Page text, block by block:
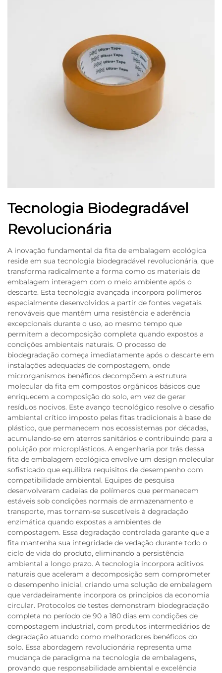
Tecnologia Biodegradável
Revolucionária
A inovação fundamental da fita de embalagem ecológica
reside em sua tecnologia biodegradável revolucionária, que
transforma radicalmente a forma como os materiais de
embalagem interagem com o meio ambiente após o
descarte. Esta tecnologia avançada incorpora polímeros
especialmente desenvolvidos a partir de fontes vegetais
renováveis que mantêm uma resistência e aderência
excepcionais durante o uso, ao mesmo tempo que
permitem a decomposição completa quando expostos a
condições ambientais naturais. O processo de
biodegradação começa imediatamente após o descarte em
instalações adequadas de compostagem, onde
microrganismos benéficos decompõem a estrutura
molecular da fita em compostos orgânicos básicos que
enriquecem a composição do solo, em vez de gerar
resíduos nocivos. Este avanço tecnológico resolve o desafio
ambiental crítico imposto pelas fitas tradicionais à base de
plástico, que permanecem nos ecossistemas por décadas,
acumulando-se em aterros sanitários e contribuindo para a
poluição por microplásticos. A engenharia por trás dessa
fita de embalagem ecológica envolve um design molecular
sofisticado que equilibra requisitos de desempenho com
compatibilidade ambiental. Equipes de pesquisa
desenvolveram cadeias de polímeros que permanecem
estáveis sob condições normais de armazenamento e
transporte, mas tornam-se suscetíveis à degradação
enzimática quando expostas a ambientes de
compostagem. Essa degradação controlada garante que a
fita mantenha sua integridade de vedação durante todo o
ciclo de vida do produto, eliminando a persistência
ambiental a longo prazo. A tecnologia incorpora aditivos
naturais que aceleram a decomposição sem comprometer
o desempenho inicial, criando uma solução de embalagem
que verdadeiramente incorpora os princípios da economia
circular. Protocolos de testes demonstram biodegradação
completa no período de 90 a 180 dias em condições de
compostagem industrial, com produtos intermediários de
degradação atuando como melhoradores benéficos do
solo. Essa abordagem revolucionária representa uma
mudança de paradigma na tecnologia de embalagens,
provando que responsabilidade ambiental e excelência